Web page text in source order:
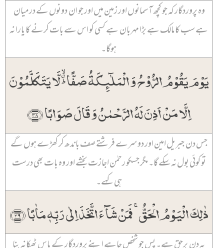
وہ پروردگار کہ جو کچھ آسمانوں اور زمین میں اور جو ان دونوں کے درمیان
ہے سب کا مالک ہے بڑا مہربان ہے کسی کو اس سے بات کرنے کا یارا نہ
ہوگا۔
یَوۡمَ یَقُوۡمُ الرُّوۡحُ وَ الۡمَلٰٓئِکَۃُ صَفًّا ؕ٭ۙ لَّا یَتَکَلَّمُوۡنَ
اِلَّا مَنۡ اَذِنَ لَہُ الرَّحۡمٰنُ وَ قَالَ صَوَابًا ﴿۳۸﴾
جس دن جبریل امین اور دوسرے فرشتے صف باندھ کر کھڑے ہوں گے
تو کوئی بول نہ سکے گا۔ مگر جسکو رحمٰن اجازت بخشے اور وہ بات بھی درست
ہی کہے۔
ذٰلِکَ الۡیَوۡمُ الۡحَقُّ ۚ فَمَنۡ شَآءَ اتَّخَذَ اِلٰی رَبِّہٖ مَاٰبًا ﴿۳۹﴾
یہ دن برحق ہے۔ پس جو شخص چاہے اپنے پروردگار کے پاس ٹھکانہ بنا